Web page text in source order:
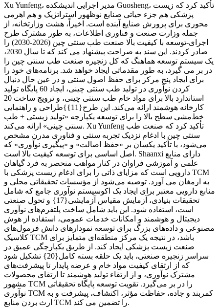
Xu Yunfeng، مدیر اجرایی اندیشکده Guosheng، تأکید کرد که زیست
پزشکی هم جزء حیاتی صنایع نوظهور استراتژیک و هم اهرمی
محوری برای پرورش صنایع آینده است. اخیراً، هشت وزارتخانه، از
جمله وزارت صنعت و فناوری اطلاعات، به طور مشترک طرح
اجرای-توسعه با کیفیت بالا صنعت طب سنتی چین (2026-2030) را
صادر کردند. این سند به صراحت پیشنهاد می کند که تا سال 2030،
یک سیستم توسعه هماهنگ که کل زنجیره صنعت طب سنتی چین را
در بر می گیرد، به طور مقدماتی ایجاد خواهد شد. برنامه‌های خود را
برای ایجاد پنج مرکز برای حفظ اصول سنتی و در عین حال دنبال
کردن نوآوری در تولید طب سنتی چینی، ایجاد 60 پایگاه تولید
استاندارد بالا برای مواد خام طب سنتی چینی، و ترویج ساخت 20
کارخانه هوشمند ارائه می‌کند. این طرح{11}}طراحی و راهنمایی
خط‌مشی سطح بالا را برای توسعه یکپارچه «تولید زیستی + طب
سنتی چینی» ارائه می‌کند. Xu Yunfeng تأکید کرد که صنعت طب
سنتی چین با ادغام نزدیک تجربه سنتی و فناوری مدرن مشخص
می‌شود، با تأکید یکسان بر «حفظ اصالت» و «پیگیری نوآوری» که
اصل اساسی برای توسعه کیفیت بالا است. Shaanxi دارای منابع
علمی و آموزشی فراوان در کنار مواهب منحصر به فرد گیاهان
دارویی است که مزایای ذاتی را برای ادغام زیست پزشکی با TCM
به ارمغان می آورد. توصیه می‌شود از مؤسسات تحقیقاتی محلی و
منابع دارویی معتبر برای ایجاد یک اکوسیستم نوآوری جامع که شامل
تحقیقات بنیادی، آزمایش مقیاس آزمایشی{17} و تحول صنعتی
است، استفاده شود. این باید شامل ساخت پلتفرم‌های نوآوری
دیجیتال و هوشمند و امکانات خدمات عمومی، استفاده از هوش
مصنوعی و داده‌های بزرگ برای توسعه نمودارهای دانش فرمول‌های
کلاسیک TCM باشد، در نتیجه یک مرکز منطقه‌ای متمایز برای
صنعت زیست پزشکی ایجاد کند. از طریق یکپارچگی عمیق در
سراسر زنجیره صنعتی، باید یک حلقه بسته کامل{20} تشکیل شود
که از ارتقای کیفیت مواد خام و عرضه پایدار تا پیشرفت‌های
مشترک نوآوری، و از ارتقاء تولید هوشمند تا ارتقای محصولات
مشهور TCM را در بر می‌گیرد. تقویت توسعه پایگاه تحقیقاتی
نوآوری TCM کمربند و جاده، حفاظت مؤثر، اکتشاف، پیشرفت و به
ارث بردن منابع TCM را تضمین می کند.